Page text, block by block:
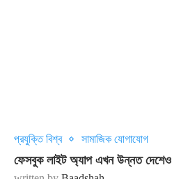
প্রযুক্তি বিশ্ব সামাজিক যোগাযোগ
ফেসবুক লাইট অ্যাপ এখন উন্নত দেশেও